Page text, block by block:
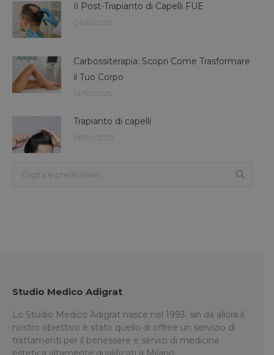
Il Post-Trapianto di Capelli FUE
06/11/2025
Carbossiterapia: Scopri Come Trasformare
il Tuo Corpo
14/10/2025
Trapianto di capelli
08/10/2025
Studio Medico Adigrat
Lo Studio Medico Adigrat nasce nel 1993: sin da allora il
nostro obiettivo è stato quello di offrire un servizio di
trattamenti per il benessere e servizi di medicina